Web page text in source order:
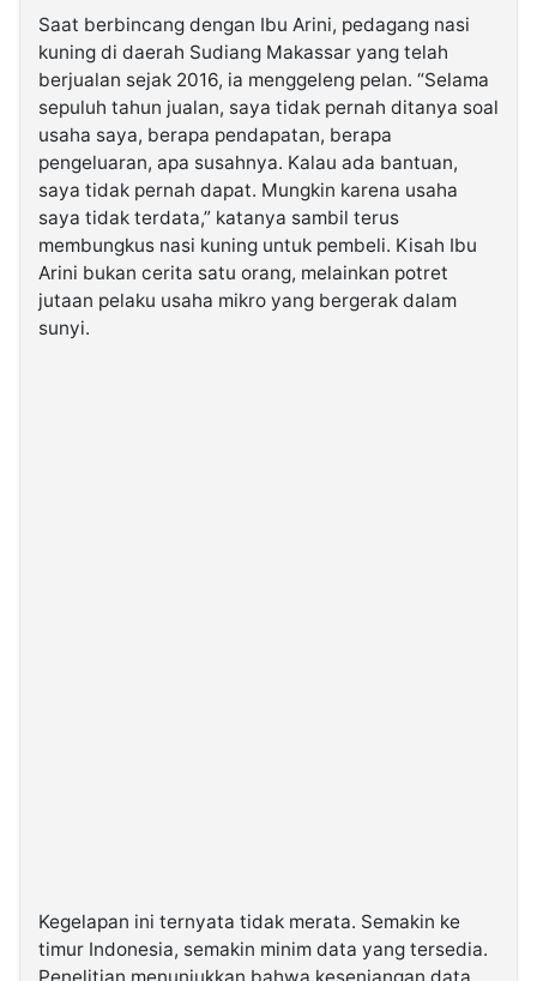
Saat berbincang dengan Ibu Arini, pedagang nasi
kuning di daerah Sudiang Makassar yang telah
berjualan sejak 2016, ia menggeleng pelan. “Selama
sepuluh tahun jualan, saya tidak pernah ditanya soal
usaha saya, berapa pendapatan, berapa
pengeluaran, apa susahnya. Kalau ada bantuan,
saya tidak pernah dapat. Mungkin karena usaha
saya tidak terdata,” katanya sambil terus
membungkus nasi kuning untuk pembeli. Kisah Ibu
Arini bukan cerita satu orang, melainkan potret
jutaan pelaku usaha mikro yang bergerak dalam
sunyi.
Kegelapan ini ternyata tidak merata. Semakin ke
timur Indonesia, semakin minim data yang tersedia.